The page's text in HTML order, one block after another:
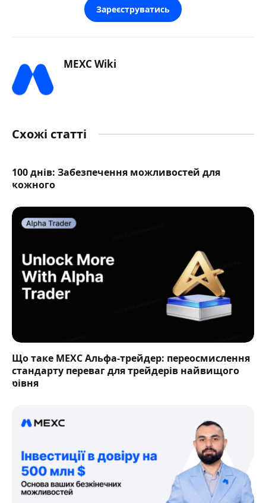
Зареєструватись
MEXC Wiki
Схожі статті
100 днів: Забезпечення можливостей для
кожного
Що таке MEXC Альфа-трейдер: переосмислення
стандарту переваг для трейдерів найвищого
рівня